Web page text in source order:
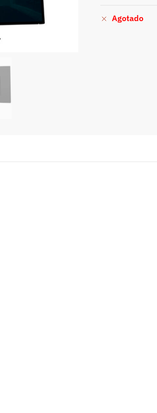
Agotado